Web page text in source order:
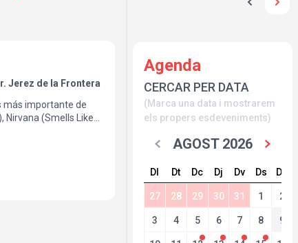
Jerez de la Frontera
más importante de
Nirvana (Smells Like
Girl), Metallica
del género Nu-
a Leash que no te
Agenda
CERCAR PER DATA
(Marca una data i mostrarem
els propers esdeveniments)
AGOST 2026
Dl Dt Dc Dj Dv Ds Dg
27 28 29 30 31 1 2
3 4 5 6 7 8 9